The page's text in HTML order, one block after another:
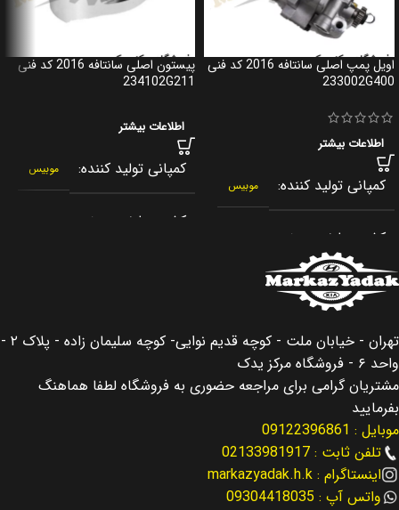
اویل پمپ اصلی سانتافه 2016 کد فنی
233002G400
اطلاعات بیشتر
کمپانی تولید کننده موبیس
کشور سازنده کره جنوبی
اصالت کالا اصلی
مناسب برای سانتافه Santafe
مناسب برای سال
2013 – 2016
نوع لوازم لوازم موتوری
پیستون اصلی سانتافه 2016 کد فنی
234102G211
اطلاعات بیشتر
کمپانی تولید کننده موبیس
کشور سازنده کره جنوبی
مناسب برای سال
تهران - خیابان ملت - کوچه قدیم نوایی- کوچه سلیمان زاده - پلاک ۲ -
واحد ۶ - فروشگاه مرکز یدک
مشتریان گرامی برای مراجعه حضوری به فروشگاه لطفا هماهنگ
بفرمایید
موبایل : 09122396861
تلفن ثابت : 02133981917
اینستاگرام : markazyadak.h.k
واتس آپ : 09304418035